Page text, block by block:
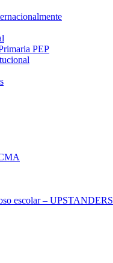
PEP
escolar – UPSTANDERS